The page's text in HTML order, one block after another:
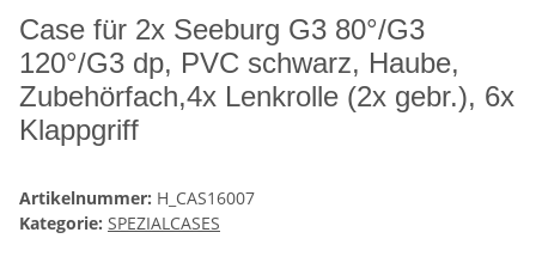
Case für 2x Seeburg G3 80°/G3
120°/G3 dp, PVC schwarz, Haube,
Zubehörfach,4x Lenkrolle (2x gebr.), 6x
Klappgriff
Artikelnummer: H_CAS16007
Kategorie: SPEZIALCASES